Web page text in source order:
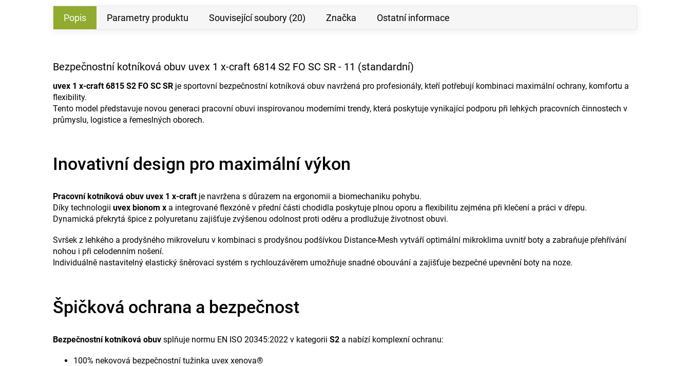
Popis Parametry produktu Související soubory (20) Značka Ostatní informace
Bezpečnostní kotníková obuv uvex 1 x-craft 6814 S2 FO SC SR - 11 (standardní)
uvex 1 x-craft 6815 S2 FO SC SR je sportovní bezpečnostní kotníková obuv navržená pro profesionály, kteří potřebují kombinaci maximální ochrany, komfortu a
flexibility.
Tento model představuje novou generaci pracovní obuvi inspirovanou moderními trendy, která poskytuje vynikající podporu při lehkých pracovních činnostech v
průmyslu, logistice a řemeslných oborech.
Inovativní design pro maximální výkon
Pracovní kotníková obuv uvex 1 x-craftje navržena s důrazem na ergonomii a biomechaniku pohybu.
Díky technologii uvex bionom x a integrované flexzóně v přední části chodidla poskytuje plnou oporu a flexibilitu zejména při klečení a práci v dřepu.
Dynamická překrytá špice z polyuretanu zajišťuje zvýšenou odolnost proti oděru a prodlužuje životnost obuvi.
Svršek z lehkého a prodyšného mikroveluru v kombinaci s prodyšnou podšívkou Distance-Mesh vytváří optimální mikroklima uvnitř boty a zabraňuje přehřívání
nohou i při celodenním nošení.
Individuálně nastavitelný elastický šněrovací systém s rychlouzávěrem umožňuje snadné obouvání a zajišťuje bezpečné upevnění boty na noze.
Špičková ochrana a bezpečnost
Bezpečnostní kotníková obuv splňuje normu EN ISO 20345:2022 v kategorii S2 a nabízí komplexní ochranu:
100% nekovová bezpečnostní tužinka uvex xenova®